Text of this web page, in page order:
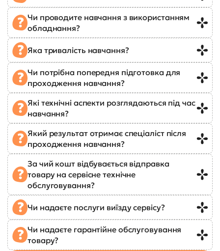
Чи проводите навчання з використанням
обладнання?
Яка тривалість навчання?
Чи потрібна попередня підготовка для
проходження навчання?
Які технічні аспекти розглядаються під час
навчання?
Який результат отримає спеціаліст після
проходження навчання?
За чий кошт відбувається відправка
товару на сервісне технічне
обслуговування?
Чи надаєте послуги виїзду сервісу?
Чи надаєте гарантійне обслуговування
товару?